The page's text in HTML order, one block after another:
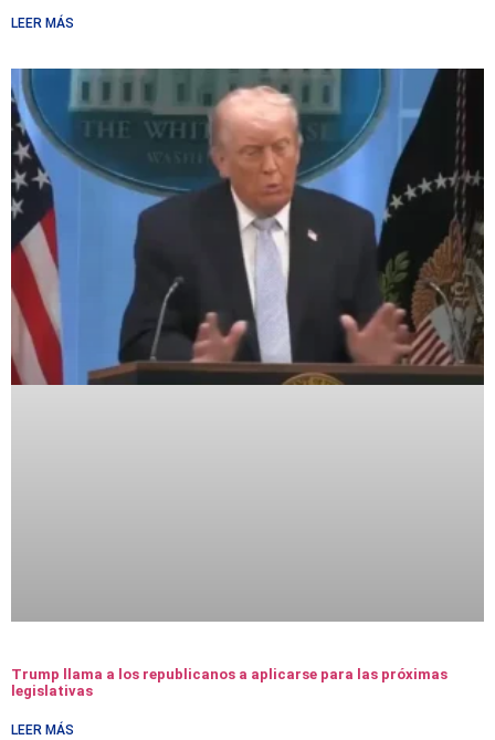
LEER MÁS
Trump llama a los republicanos a aplicarse para las próximas
legislativas
LEER MÁS